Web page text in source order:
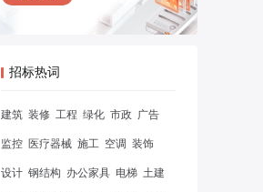
招标热词
建筑 装修 工程 绿化 市政 广告
监控 医疗器械 施工 空调 装饰
设计 钢结构 办公家具 电梯 土建